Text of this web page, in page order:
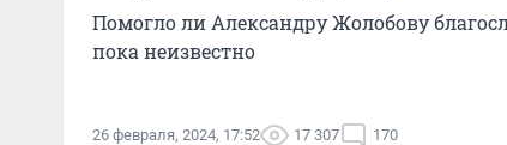
Помогло ли Александру Жолобову
пока неизвестно
26 февраля, 2024, 17:52 17 307 170